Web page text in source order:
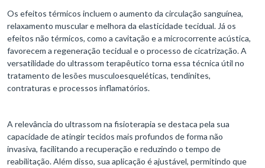
Os efeitos térmicos incluem o aumento da circulação sanguínea,
relaxamento muscular e melhora da elasticidade tecidual. Já os
efeitos não térmicos, como a cavitação e a microcorrente acústica,
favorecem a regeneração tecidual e o processo de cicatrização. A
versatilidade do ultrassom terapêutico torna essa técnica útil no
tratamento de lesões musculoesqueléticas, tendinites,
contraturas e processos inflamatórios.
A relevância do ultrassom na fisioterapia se destaca pela sua
capacidade de atingir tecidos mais profundos de forma não
invasiva, facilitando a recuperação e reduzindo o tempo de
reabilitação. Além disso, sua aplicação é ajustável, permitindo que